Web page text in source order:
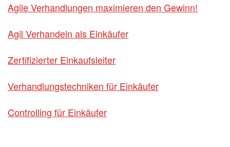
Agile Verhandlungen maximieren den Gewinn!
Agil Verhandeln als Einkäufer
Zertifizierter Einkaufsleiter
Verhandlungstechniken für Einkäufer
Controlling für Einkäufer